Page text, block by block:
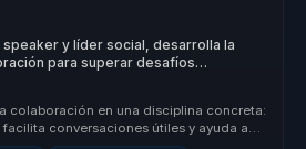
y líder social, desarrolla la
para superar desafíos
el camino
colaboración en una disciplina concreta:
conversaciones útiles y ayuda a